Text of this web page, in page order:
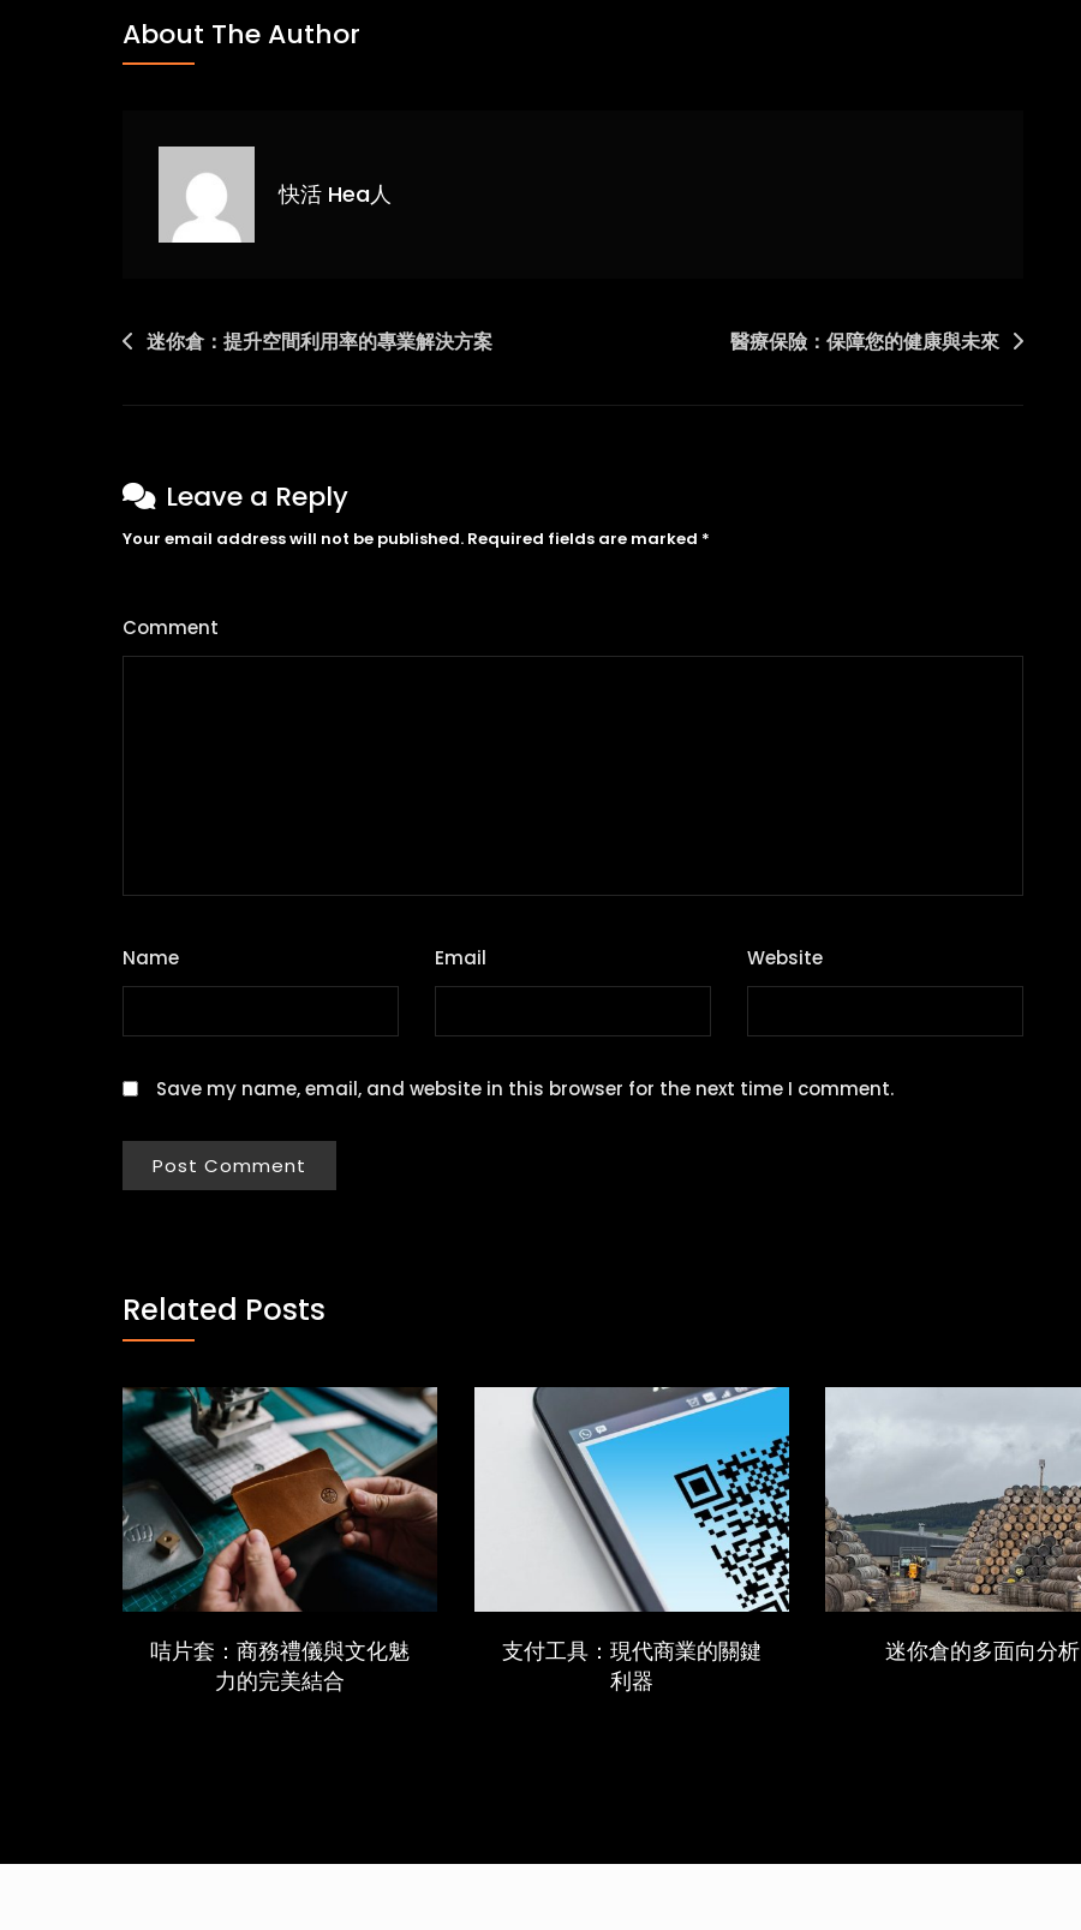
與
都
匯
About The Author
快活 Hea人
Post
迷你倉：提升空間利用率的專業解決方案 醫療保險：保障您的健康與未來
Leave a Reply
Your email address will not be published. Required fields are marked *
Comment
Name Email Website
Save my name, email, and website in this browser for the next time I comment.
Related Posts
咭片套：商務禮儀與文化魅
力的完美結合
支付工具：現代商業的關鍵
利器
迷你倉的多面向分析